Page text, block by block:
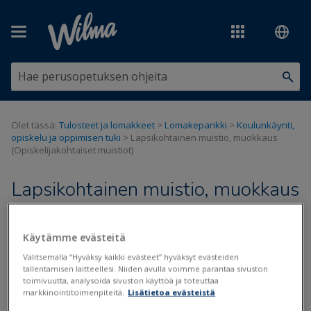
Olet tässä: Tulosteet ja lomakkeet > Lomakepankki > Koulunkäynti,
opiskelu ja oppimisen tuki > Lapsikohtainen muistio, muokkaus
(Opiskelijakohtaiset muistiot)
Lapsikohtainen muistio, muokkaus
Käytämme evästeitä
Valitsemalla “Hyväksy kaikki evästeet” hyväksyt evästeiden
tallentamisen laitteellesi. Niiden avulla voimme parantaa sivuston
toimivuutta, analysoida sivuston käyttöä ja toteuttaa
markkinointitoimenpiteitä. Lisätietoa evästeistä